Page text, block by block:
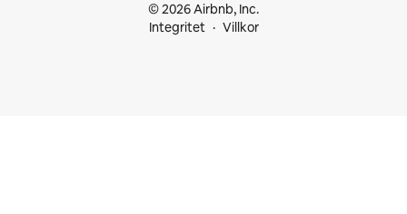
© 2026 Airbnb, Inc.
Integritet
Villkor